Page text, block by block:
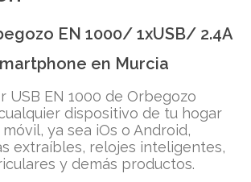
EN 1000/ 1xUSB/ 2.4A
en Murcia
USB EN 1000 de Orbegozo
dispositivo de tu hogar
ya sea iOs o Android,
extraíbles, relojes inteligentes,
y demás productos.